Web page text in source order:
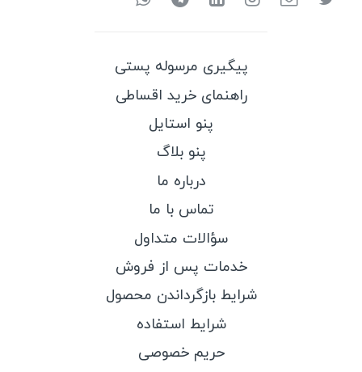
پولوشرت مردانه بیسیک
مارسل
تومان
تیشرت مردانه ریور